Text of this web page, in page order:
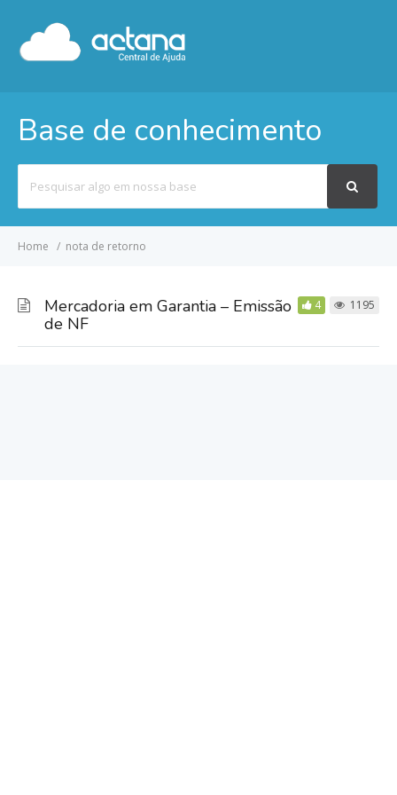
Base de conhecimento
por
Home nota de retorno
Mercadoria em Garantia – Emissão
de NF
4 1195